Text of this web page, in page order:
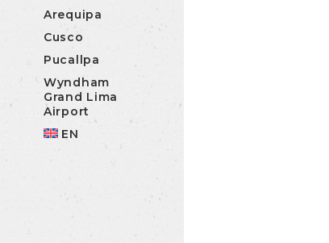
Arequipa
Cusco
Pucallpa
Wyndham
Grand Lima
Airport
EN